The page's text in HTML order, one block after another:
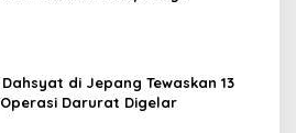
di Jepang Tewaskan 13
Darurat Digelar